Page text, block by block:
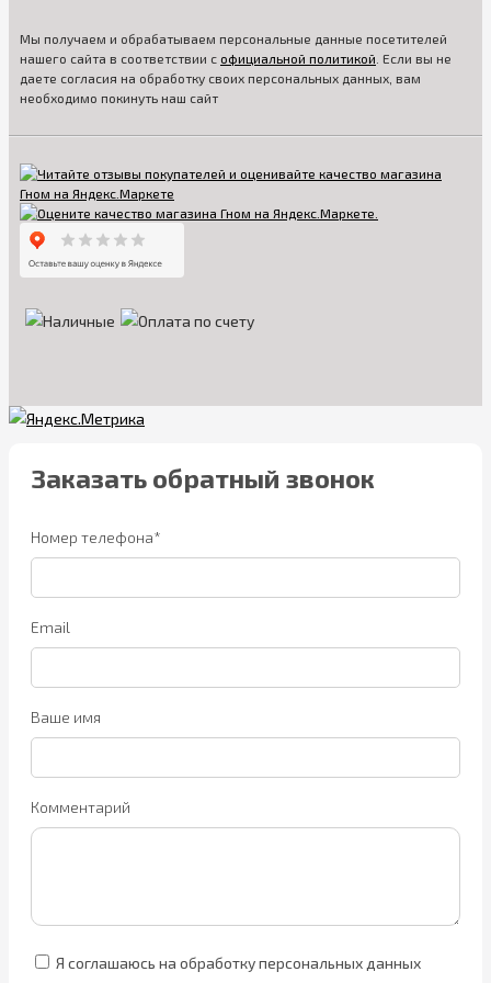
А в нашем магазине вы найдете все необходимое – от
удобных кресел для кормления для матерей до красочных
столиков и стульев для непосед, а также мебель с хохломой,
Благодаря широкому ассортименту, каждый сможет найти
вкусовым предпочтениям.
Мы получаем и обрабатываем персональные данные посетителей
нашего сайта в соответствии с официальной политикой . Если вы не
даете согласия на обработку своих персональных данных, вам
необходимо покинуть наш сайт
Заказать обратный звонок
Номер телефона*
Email
Ваше имя
Комментарий
Я соглашаюсь на обработку персональных данных